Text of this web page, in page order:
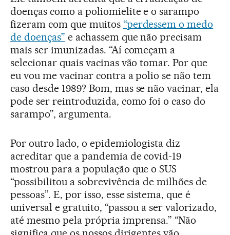
doenças como a poliomielite e o sarampo
fizeram com que muitos “perdessem o medo
de doenças” e achassem que não precisam
mais ser imunizadas. “Aí começam a
selecionar quais vacinas vão tomar. Por que
eu vou me vacinar contra a polio se não tem
caso desde 1989? Bom, mas se não vacinar, ela
pode ser reintroduzida, como foi o caso do
sarampo”, argumenta.
Por outro lado, o epidemiologista diz
acreditar que a pandemia de covid-19
mostrou para a população que o SUS
“possibilitou a sobrevivência de milhões de
pessoas”. E, por isso, esse sistema, que é
universal e gratuito, “passou a ser valorizado,
até mesmo pela própria imprensa.” “Não